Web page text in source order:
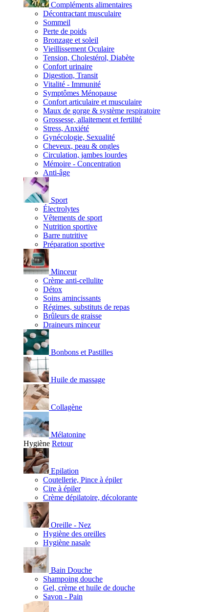
Compléments alimentaires
Décontractant musculaire
Sommeil
Perte de poids
Bronzage et soleil
Vieillissement Oculaire
Tension, Cholestérol, Diabète
Confort urinaire
Digestion, Transit
Vitalité - Immunité
Symptômes Ménopause
Confort articulaire et musculaire
Maux de gorge & système respiratoire
Grossesse, allaitement et fertilité
Stress, Anxiété
Gynécologie, Sexualité
Cheveux, peau & ongles
Circulation, jambes lourdes
Mémoire - Concentration
Anti-âge
Sport
Électrolytes
Vêtements de sport
Nutrition sportive
Barre nutritive
Préparation sportive
Minceur
Crème anti-cellulite
Détox
Soins amincissants
Régimes, substituts de repas
Brûleurs de graisse
Draineurs minceur
Bonbons et Pastilles
Huile de massage
Collagène
Mélatonine
Hygiène Retour
Epilation
Coutellerie, Pince à épiler
Cire à épiler
Crème dépilatoire, décolorante
Oreille - Nez
Hygiène des oreilles
Hygiène nasale
Bain Douche
Shampoing douche
Gel, crème et huile de douche
Savon - Pain